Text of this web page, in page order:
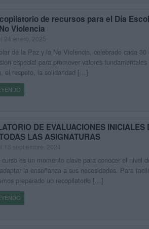
de recursos para el Día
Violencia
de la Paz y la No Violencia, celebrado cada 30
especial para promover valores
el respeto, la solidaridad […]
DE EVALUACIONES INICIALES
LAS ASIGNATURAS
es un momento clave para conocer el nivel
la enseñanza a sus necesidades. Para
preparado un recopilatorio […]